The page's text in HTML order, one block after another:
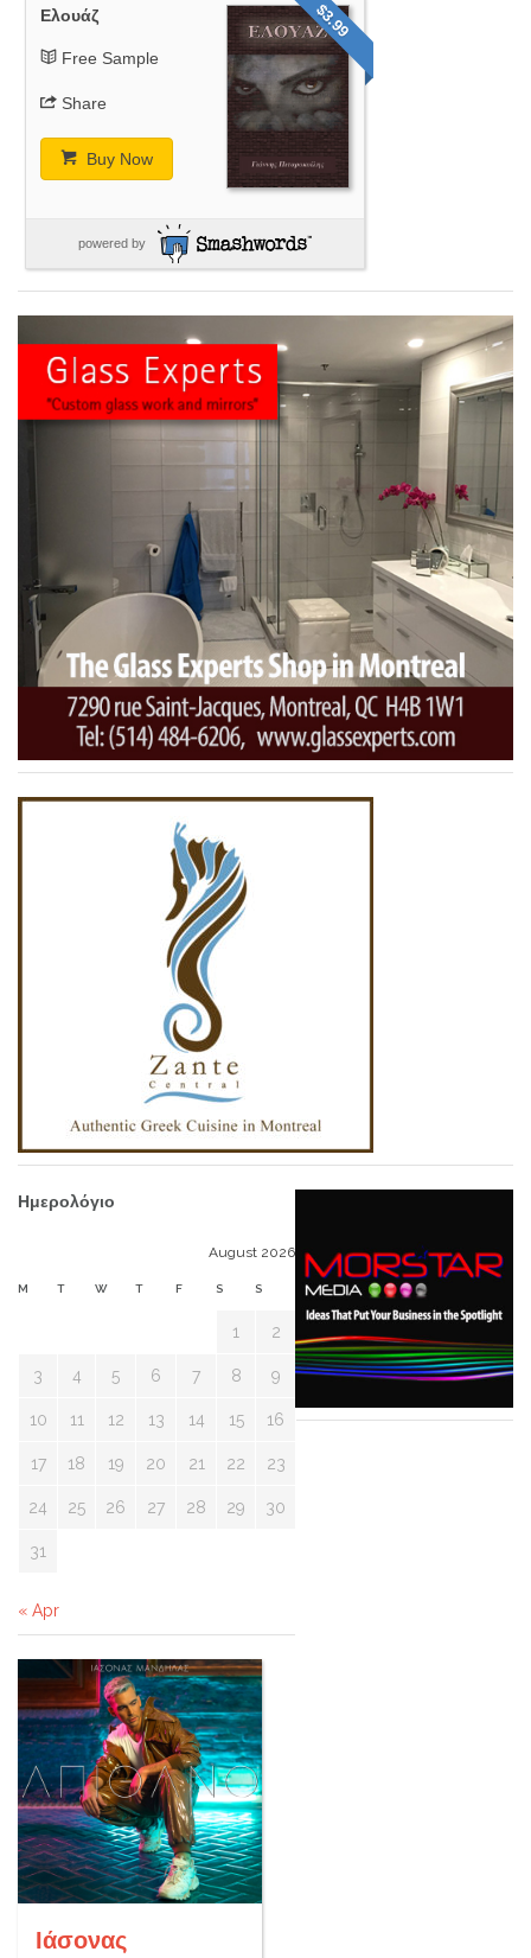
$3.99
Ελουάζ
Free Sample
Share
Buy Now
powered by
Ημερολόγιο
August 2026
M T W T F S S
1 2
3 4 5 6 7 8 9
10 11 12 13 14 15 16
17 18 19 20 21 22 23
24 25 26 27 28 29 30
31
« Apr
Ιάσονας